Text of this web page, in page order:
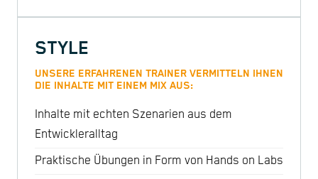
STYLE
UNSERE ERFAHRENEN TRAINER VERMITTELN IHNEN
DIE INHALTE MIT EINEM MIX AUS:
Inhalte mit echten Szenarien aus dem
Entwickleralltag
Praktische Übungen in Form von Hands on Labs